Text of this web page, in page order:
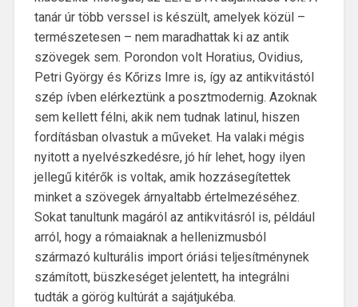
tanár úr több verssel is készült, amelyek közül –
természetesen – nem maradhattak ki az antik
szövegek sem. Porondon volt Horatius, Ovidius,
Petri György és Kőrizs Imre is, így az antikvitástól
szép ívben elérkeztünk a posztmodernig. Azoknak
sem kellett félni, akik nem tudnak latinul, hiszen
fordításban olvastuk a műveket. Ha valaki mégis
nyitott a nyelvészkedésre, jó hír lehet, hogy ilyen
jellegű kitérők is voltak, amik hozzásegítettek
minket a szövegek árnyaltabb értelmezéséhez.
Sokat tanultunk magáról az antikvitásról is, például
arról, hogy a rómaiaknak a hellenizmusból
származó kulturális import óriási teljesítménynek
számított, büszkeséget jelentett, ha integrálni
tudták a görög kultúrát a sajátjukéba.